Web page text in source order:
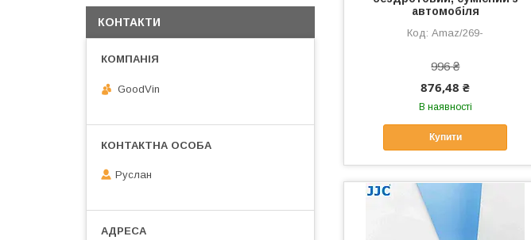
автомобіля
Amaz/269-
996 ₴
876,48 ₴
В наявності
Купити
КОНТАКТИ
GoodVin
Руслан